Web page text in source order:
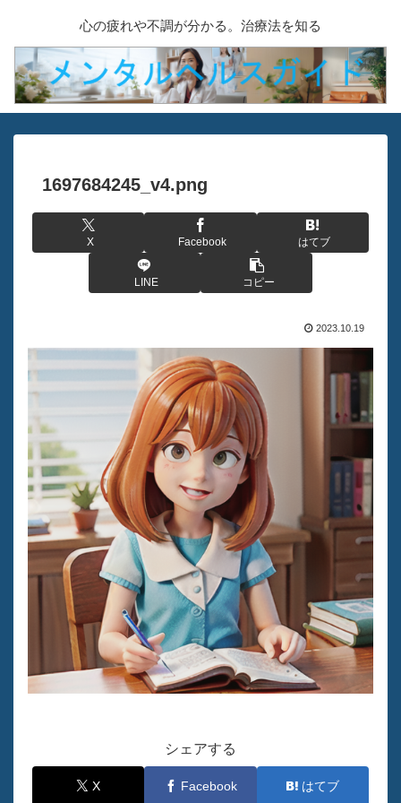
心の疲れや不調が分かる。治療法を知る
1697684245_v4.png
X Facebook はてブ
LINE コピー
2023.10.19
シェアする
X Facebook はてブ